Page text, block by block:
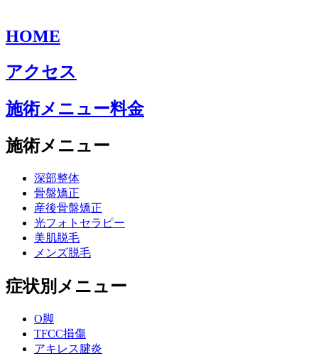
HOME
アクセス
施術メニュー料金
施術メニュー
深部整体
骨盤矯正
産後骨盤矯正
光フォトセラピー
美肌脱毛
メンズ脱毛
症状別メニュー
O脚
TFCC損傷
アキレス腱炎